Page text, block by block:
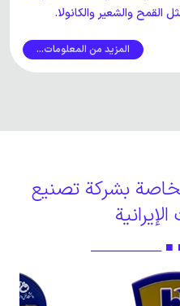
والشعير والكانولا.
المزيد من المعلومات...
بشركة تصنيع
ـــــــــــــــــــــــــــــ